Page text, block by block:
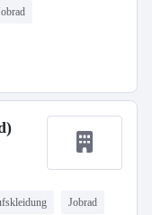
Jobrad